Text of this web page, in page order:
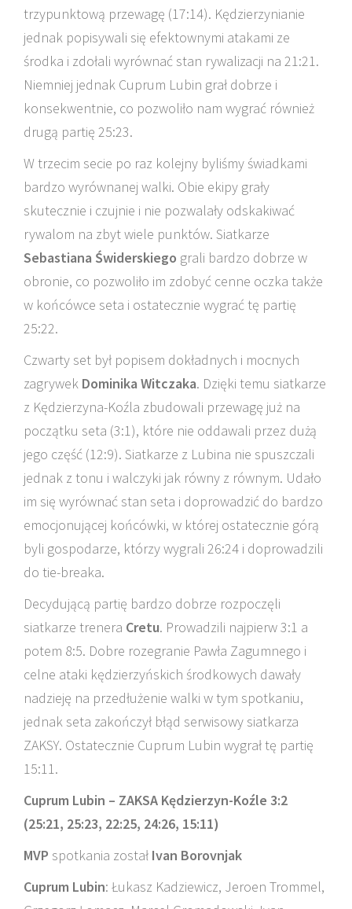
trzypunktową przewagę (17:14). Kędzierzynianie
jednak popisywali się efektownymi atakami ze
środka i zdołali wyrównać stan rywalizacji na 21:21.
Niemniej jednak Cuprum Lubin grał dobrze i
konsekwentnie, co pozwoliło nam wygrać również
drugą partię 25:23.
W trzecim secie po raz kolejny byliśmy świadkami
bardzo wyrównanej walki. Obie ekipy grały
skutecznie i czujnie i nie pozwalały odskakiwać
rywalom na zbyt wiele punktów. Siatkarze
Sebastiana Świderskiego grali bardzo dobrze w
obronie, co pozwoliło im zdobyć cenne oczka także
w końcówce seta i ostatecznie wygrać tę partię
25:22.
Czwarty set był popisem dokładnych i mocnych
zagrywek Dominika Witczaka. Dzięki temu siatkarze
z Kędzierzyna-Koźla zbudowali przewagę już na
początku seta (3:1), które nie oddawali przez dużą
jego część (12:9). Siatkarze z Lubina nie spuszczali
jednak z tonu i walczyki jak równy z równym. Udało
im się wyrównać stan seta i doprowadzić do bardzo
emocjonującej końcówki, w której ostatecznie górą
byli gospodarze, którzy wygrali 26:24 i doprowadzili
do tie-breaka.
Decydującą partię bardzo dobrze rozpoczęli
siatkarze trenera Cretu. Prowadzili najpierw 3:1 a
potem 8:5. Dobre rozegranie Pawła Zagumnego i
celne ataki kędzierzyńskich środkowych dawały
nadzieję na przedłużenie walki w tym spotkaniu,
jednak seta zakończył błąd serwisowy siatkarza
ZAKSY. Ostatecznie Cuprum Lubin wygrał tę partię
15:11.
Cuprum Lubin – ZAKSA Kędzierzyn-Koźle 3:2
(25:21, 25:23, 22:25, 24:26, 15:11)
MVP spotkania został Ivan Borovnjak
Cuprum Lubin: Łukasz Kadziewicz, Jeroen Trommel,